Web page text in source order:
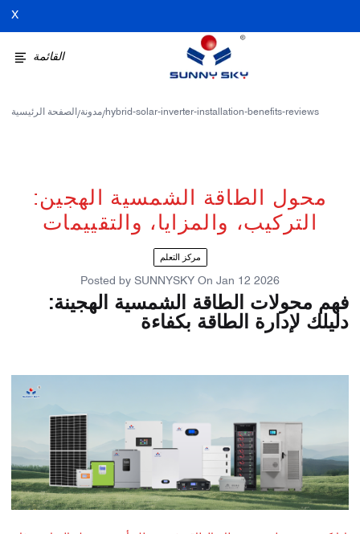
X
القائمة
الصفحة الرئيسية /مدونة/hybrid-solar-inverter-installation-benefits-reviews
محول الطاقة الشمسية الهجين:
التركيب، والمزايا، والتقييمات
مركز التعلم
Posted by SUNNYSKY On Jan 12 2026
فهم محولات الطاقة الشمسية الهجينة:
دليلك لإدارة الطاقة بكفاءة